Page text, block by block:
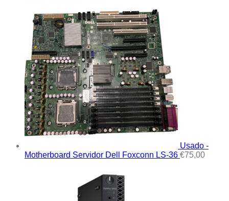
Usado -
Motherboard Servidor Dell Foxconn LS-36 €75,00